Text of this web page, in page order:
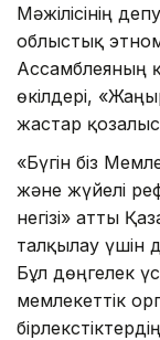
Мәжілісінің
облыстық
Ассамблеяның
өкілдері,
жастар
«Бүгін біз
және жүйелі
негізі» атты
талқылау үшін
Бұл дөңгелек
мемлекеттік